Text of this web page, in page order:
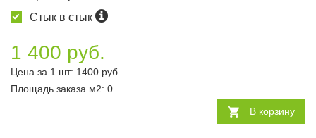
Стык в стык
1 400 руб.
Цена за 1 шт: 1400 руб.
Площадь заказа м2: 0
В корзину